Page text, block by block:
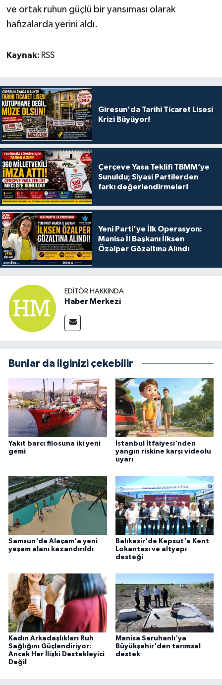
ve ortak ruhun güçlü bir yansıması olarak
hafızalarda yerini aldı.
Kaynak: RSS
Giresun'da Tarihi Ticaret Lisesi
Krizi Büyüyor!
Çerçeve Yasa Teklifi TBMM’ye
Sunuldu; Siyasi Partilerden
farkı değerlendirmeler!
Yeni Parti'ye İlk Operasyon:
Manisa İl Başkanı İlksen
Özalper Gözaltına Alındı
EDITÖR HAKKINDA
Haber Merkezi
Bunlar da ilginizi çekebilir
Yakıt barcı filosuna iki yeni
gemi
İstanbul İtfaiyesi'nden
yangın riskine karşı videolu
uyarı
Samsun'da Alaçam'a yeni
yaşam alanı kazandırıldı
Balıkesir'de Kepsut'a Kent
Lokantası ve altyapı
desteği
Kadın Arkadaşlıkları Ruh
Sağlığını Güçlendiriyor:
Ancak Her İlişki Destekleyici
Değil
Manisa Saruhanlı'ya
Büyükşehir'den tarımsal
destek